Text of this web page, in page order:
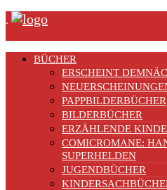
.
BÜCHER
ERSCHEINT
PAPPBILDERBÜCHER
BILDERBÜCHER
ERZÄHLENDE
COMICROMANE:
SUPERHELDEN
JUGENDBÜCHER